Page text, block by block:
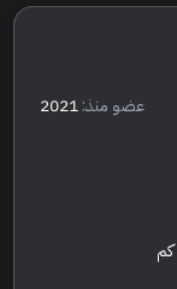
عضو منذ:2021